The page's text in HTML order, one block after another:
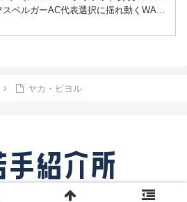
ベルガーAC代表選択に揺れ動くWAC
ヤカ・ビヨル
サッカー若手紹介所.